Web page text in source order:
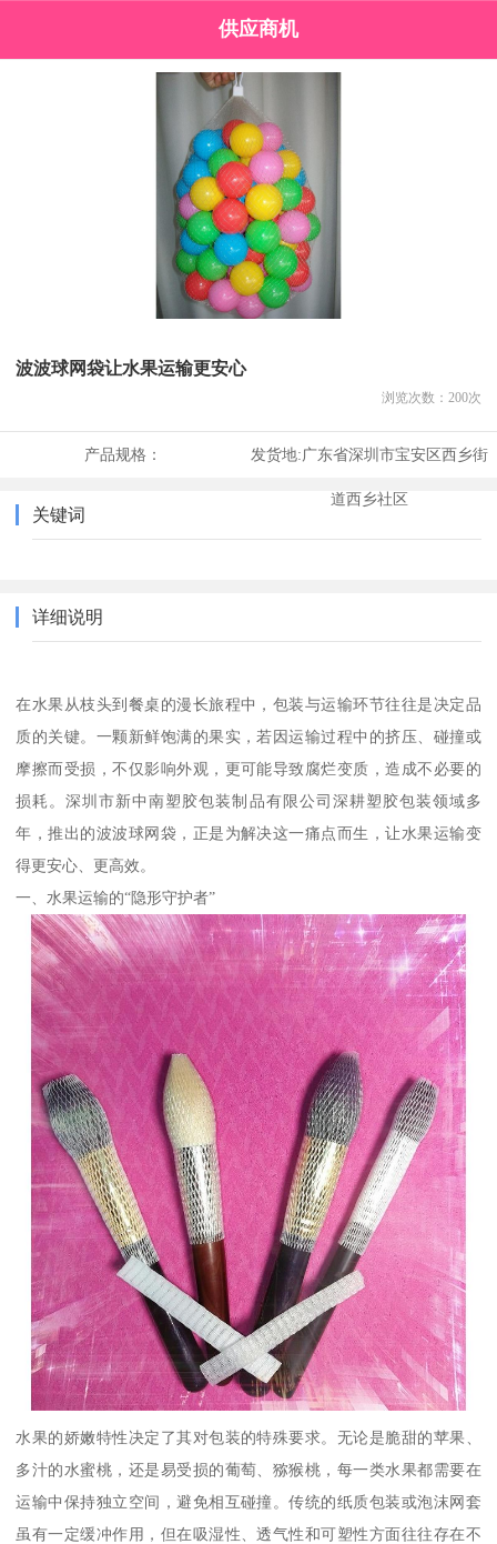
供应商机
波波球网袋让水果运输更安心
浏览次数： 200次
产品规格： 发货地:广东省深圳市宝安区西乡街
道西乡社区
关键词
详细说明
在水果从枝头到餐桌的漫长旅程中，包装与运输环节往往是决定品
质的关键。一颗新鲜饱满的果实，若因运输过程中的挤压、碰撞或
摩擦而受损，不仅影响外观，更可能导致腐烂变质，造成不必要的
损耗。深圳市新中南塑胶包装制品有限公司深耕塑胶包装领域多
年，推出的波波球网袋，正是为解决这一痛点而生，让水果运输变
得更安心、更高效。
一、水果运输的“隐形守护者”
水果的娇嫩特性决定了其对包装的特殊要求。无论是脆甜的苹果、
多汁的水蜜桃，还是易受损的葡萄、猕猴桃，每一类水果都需要在
运输中保持独立空间，避免相互碰撞。传统的纸质包装或泡沫网套
虽有一定缓冲作用，但在吸湿性、透气性和可塑性方面往往存在不